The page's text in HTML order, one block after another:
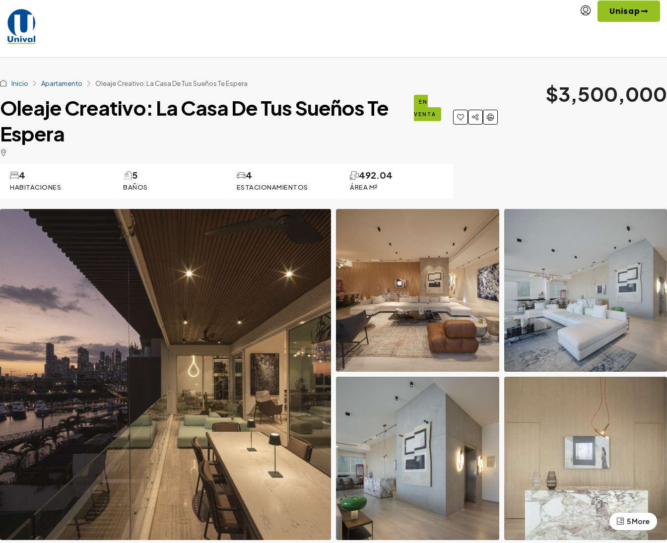
Unisap
Inicio Apartamento Oleaje Creativo: La Casa De Tus Sueños Te Espera
Oleaje Creativo: La Casa De Tus Sueños Te
Espera
EN
VENTA
HABITACIONES
4
BAÑOS
5
ESTACIONAMIENTOS
4
ÁREA M²
492.04
$3,500,000
5 More